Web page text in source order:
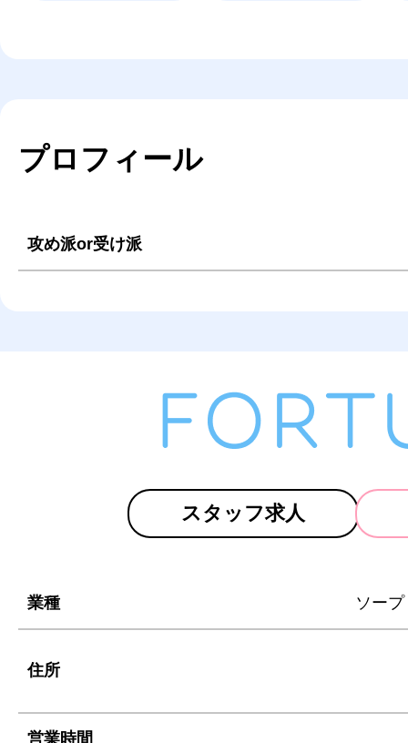
プロフィール
攻め派or受け派
スタッフ求人
業種 ソー
住所
営業時間